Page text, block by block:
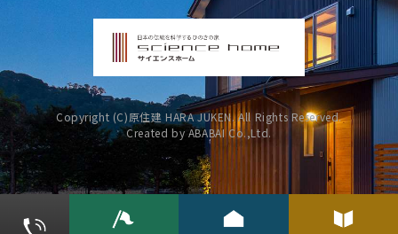
Copyright (C)原住建 HARA JUKEN. All Rights Reserved.
Created by ABABAI Co.,Ltd.